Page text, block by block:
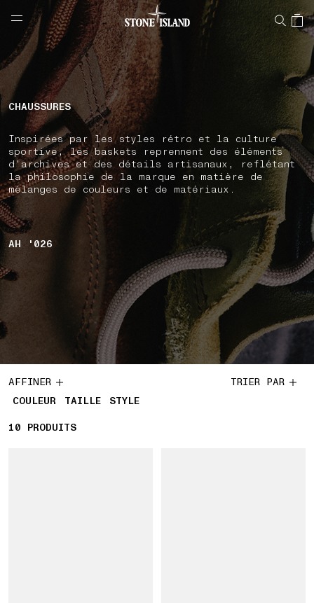
NAVIGATION.ARIA.GOTOMAINCONTENT
LABEL.SHOPPINGCOUNTRY BELGIQUE
CHAUSSURES
Inspirées par les styles rétro et la culture
sportive, les baskets reprennent des éléments
d'archives et des détails artisanaux, reflétant
la philosophie de la marque en matière de
mélanges de couleurs et de matériaux.
AH '026
AFFINER
COULEUR
TAILLE STYLE
TRIER PAR
10 10 PRODUITS
PRODUITS